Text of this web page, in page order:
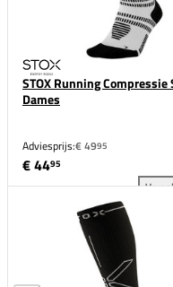
STOX Running Compressie
Dames
Adviesprijs:€ 4995
€ 4495